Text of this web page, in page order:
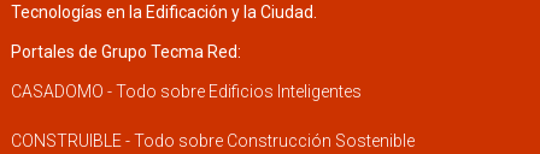
Tecnologías en la Edificación y la Ciudad.
Portales de Grupo Tecma Red:
CASADOMO - Todo sobre Edificios Inteligentes
CONSTRUIBLE - Todo sobre Construcción Sostenible